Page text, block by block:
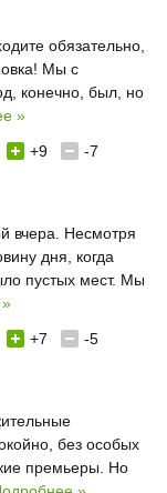
обязательно,
Мы с
конечно, был, но
»
+9
-7
вчера. Несмотря
дня, когда
пустых мест. Мы
+7
-5
без особых
премьеры. Но